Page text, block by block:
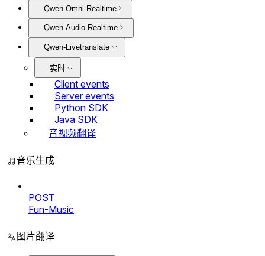
Qwen-Omni-Realtime
Qwen-Audio-Realtime
Qwen-Livetranslate
实时
Client events
Server events
Python SDK
Java SDK
音视频翻译
音乐生成
POST
Fun-Music
图片翻译